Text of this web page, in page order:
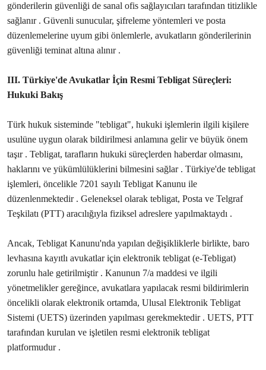
gönderilerin güvenliği de sanal ofis sağlayıcıları tarafından titizlikle
sağlanır . Güvenli sunucular, şifreleme yöntemleri ve posta
düzenlemelerine uyum gibi önlemlerle, avukatların gönderilerinin
güvenliği teminat altına alınır .
III. Türkiye'de Avukatlar İçin Resmi Tebligat Süreçleri:
Hukuki Bakış
Türk hukuk sisteminde "tebligat", hukuki işlemlerin ilgili kişilere
usulüne uygun olarak bildirilmesi anlamına gelir ve büyük önem
taşır . Tebligat, tarafların hukuki süreçlerden haberdar olmasını,
haklarını ve yükümlülüklerini bilmesini sağlar . Türkiye'de tebligat
işlemleri, öncelikle 7201 sayılı Tebligat Kanunu ile
düzenlenmektedir . Geleneksel olarak tebligat, Posta ve Telgraf
Teşkilatı (PTT) aracılığıyla fiziksel adreslere yapılmaktaydı .
Ancak, Tebligat Kanunu'nda yapılan değişikliklerle birlikte, baro
levhasına kayıtlı avukatlar için elektronik tebligat (e-Tebligat)
zorunlu hale getirilmiştir . Kanunun 7/a maddesi ve ilgili
yönetmelikler gereğince, avukatlara yapılacak resmi bildirimlerin
öncelikli olarak elektronik ortamda, Ulusal Elektronik Tebligat
Sistemi (UETS) üzerinden yapılması gerekmektedir . UETS, PTT
tarafından kurulan ve işletilen resmi elektronik tebligat
platformudur .